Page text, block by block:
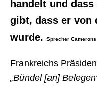
handelt und
gibt, dass er von
wurde.
Sprecher Camerons
Frankreichs
„Bündel [an]